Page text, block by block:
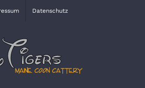
Datenschutz